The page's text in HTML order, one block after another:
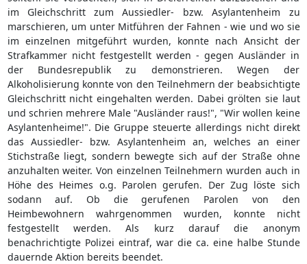
im Gleichschritt zum Aussiedler- bzw. Asylantenheim zu
marschieren, um unter Mitführen der Fahnen - wie und wo sie
im einzelnen mitgeführt wurden, konnte nach Ansicht der
Strafkammer nicht festgestellt werden - gegen Ausländer in
der Bundesrepublik zu demonstrieren. Wegen der
Alkoholisierung konnte von den Teilnehmern der beabsichtigte
Gleichschritt nicht eingehalten werden. Dabei grölten sie laut
und schrien mehrere Male "Ausländer raus!", "Wir wollen keine
Asylantenheime!". Die Gruppe steuerte allerdings nicht direkt
das Aussiedler- bzw. Asylantenheim an, welches an einer
Stichstraße liegt, sondern bewegte sich auf der Straße ohne
anzuhalten weiter. Von einzelnen Teilnehmern wurden auch in
Höhe des Heimes o.g. Parolen gerufen. Der Zug löste sich
sodann auf. Ob die gerufenen Parolen von den
Heimbewohnern wahrgenommen wurden, konnte nicht
festgestellt werden. Als kurz darauf die anonym
benachrichtigte Polizei eintraf, war die ca. eine halbe Stunde
dauernde Aktion bereits beendet.